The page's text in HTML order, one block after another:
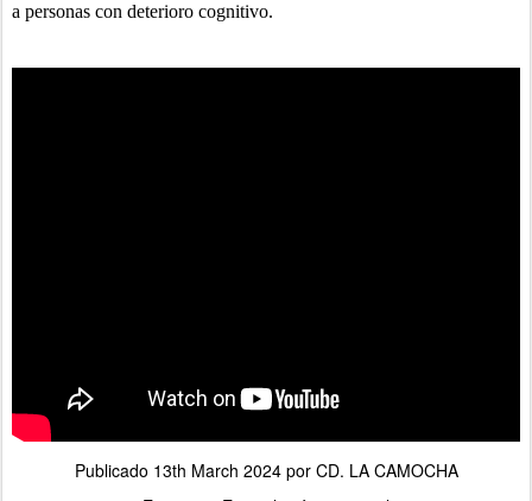
a personas con deterioro cognitivo.
Publicado 13th March 2024por CD. LA CAMOCHA